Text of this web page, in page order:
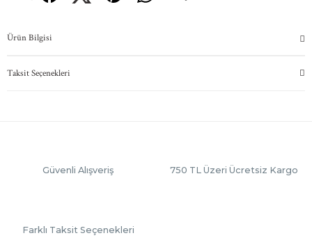
Ürün Bilgisi
Taksit Seçenekleri
Güvenli Alışveriş 750 TL Üzeri Ücretsiz Kargo
Farklı Taksit Seçenekleri